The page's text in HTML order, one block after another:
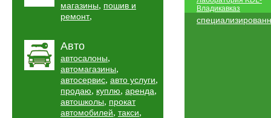
магазины, пошив и
ремонт,
Авто
автосалоны,
автомагазины,
автосервис, авто услуги,
продаю, куплю, аренда,
автошколы, прокат
автомобилей, такси,
Владикавказ